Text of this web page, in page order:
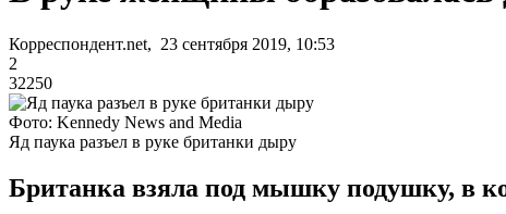
Корреспондент.net, 23 сентября 2019, 10:53
2
32250
Фото: Kennedy News and Media
Яд паука разъел в руке британки дыру
Британка взяла под мышку подушку, в